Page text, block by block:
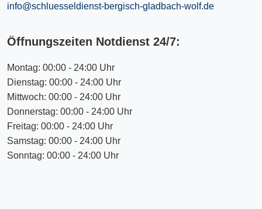
info@schluesseldienst-bergisch-gladbach-wolf.de
Öffnungszeiten Notdienst 24/7:
Montag: 00:00 - 24:00 Uhr
Dienstag: 00:00 - 24:00 Uhr
Mittwoch: 00:00 - 24:00 Uhr
Donnerstag: 00:00 - 24:00 Uhr
Freitag: 00:00 - 24:00 Uhr
Samstag: 00:00 - 24:00 Uhr
Sonntag: 00:00 - 24:00 Uhr